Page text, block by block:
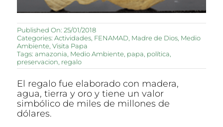
Published On: 25/01/2018
Categories:Actividades FENAMAD Madre de Dios Medio
Ambiente ,Visita Papa
Tags:amazonia Medio Ambiente papa política
preservacion regalo
El regalo fue elaborado con madera,
agua, tierra y oro y tiene un valor
simbólico de miles de millones de
dólares.